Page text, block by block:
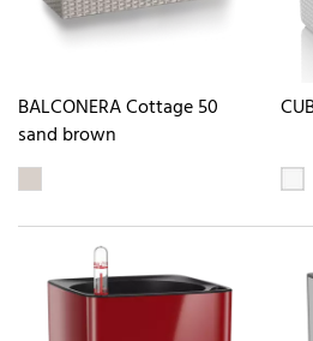
BALCONERA Cottage 50
sand brown